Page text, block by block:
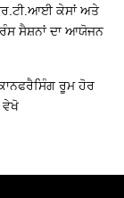
ਕੇਸਾਂ ਅਤੇ
ਸੈਸ਼ਨਾਂ ਦਾ ਆਯੋਜਨ
ਰੂਮ ਹੋਰ
ਵੇਖੋ